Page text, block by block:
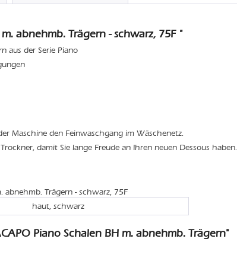
abnehmb. Trägern - schwarz, 75F "
aus der Serie Piano
Maschine den Feinwaschgang im Wäschenetz.
damit Sie lange Freude an Ihren neuen Dessous haben.
abnehmb. Trägern - schwarz, 75F
haut, schwarz
Piano Schalen BH m. abnehmb. Trägern"